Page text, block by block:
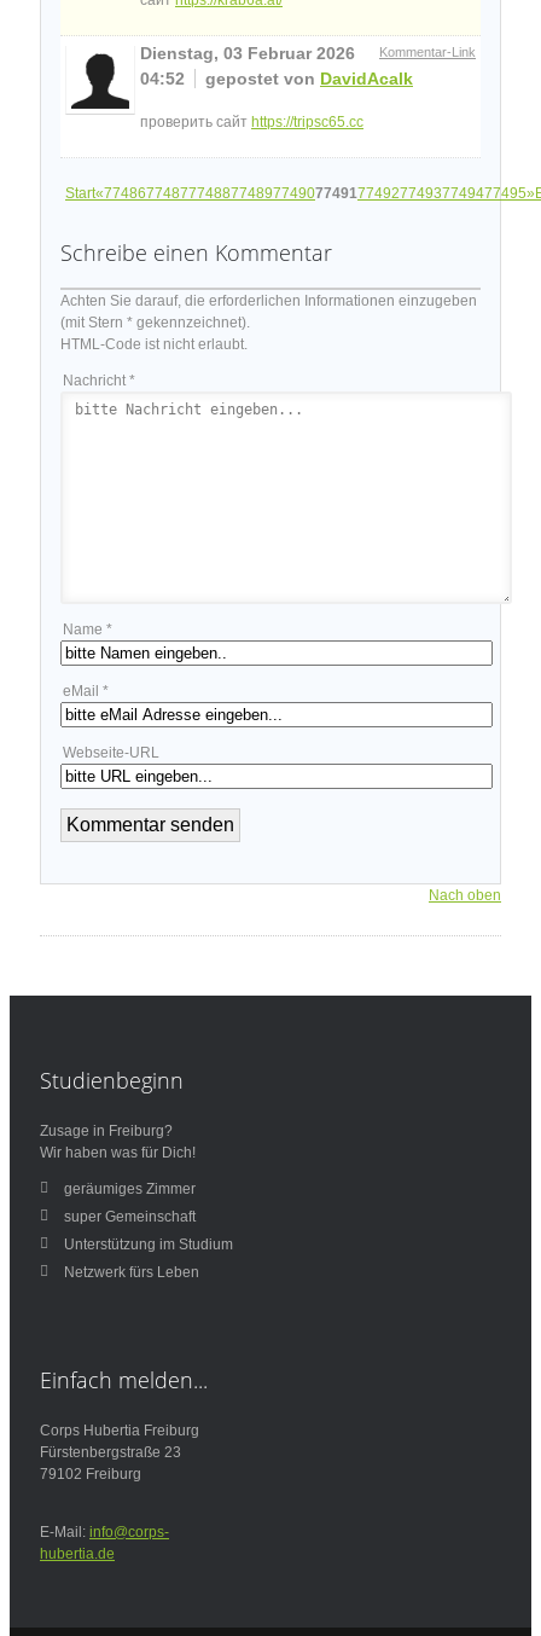
Kommentar-Link
Dienstag, 03 Februar 2026
04:52
gepostet von DavidAcalk
проверить сайт https://tripsc65.cc
Start«77486774877748877489774907749177492774937749477495»
Schreibe einen Kommentar
Achten Sie darauf, die erforderlichen Informationen einzugeben
(mit Stern * gekennzeichnet).
HTML-Code ist nicht erlaubt.
Nachricht *
Name *
eMail *
Webseite-URL
Nach oben
Studienbeginn
Zusage in Freiburg?
Wir haben was für Dich!
geräumiges Zimmer
super Gemeinschaft
Unterstützung im Studium
Netzwerk fürs Leben
Einfach melden...
Corps Hubertia Freiburg
Fürstenbergstraße 23
79102 Freiburg
E-Mail: info@corps-
hubertia.de